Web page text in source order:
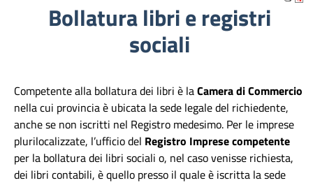
Bollatura libri e registri
sociali
Competente alla bollatura dei libri è laCamera di Commercio
nella cui provincia è ubicata la sede legale del richiedente,
anche se non iscritti nel Registro medesimo. Per le imprese
plurilocalizzate, l’ufficio del Registro Imprese competente
per la bollatura dei libri sociali o, nel caso venisse richiesta,
dei libri contabili, è quello presso il quale è iscritta la sede